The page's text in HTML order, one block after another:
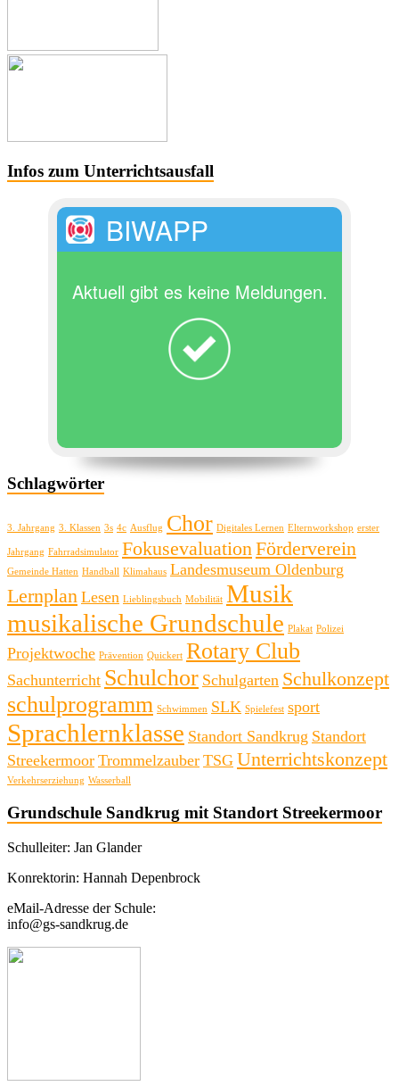
Infos zum Unterrichtsausfall
BIWAPP
Aktuell gibt es keine Meldungen.
Schlagwörter
3. Jahrgang 3. Klassen 3s 4c Ausflug Chor Digitales Lernen Elternworkshop erster
Jahrgang Fahrradsimulator Fokusevaluation Förderverein
Gemeinde Hatten Handball Klimahaus Landesmuseum Oldenburg
Lernplan Lesen Lieblingsbuch Mobilität Musik
musikalische Grundschule Plakat Polizei
Projektwoche Prävention Quickert Rotary Club
Sachunterricht Schulchor Schulgarten Schulkonzept
schulprogramm Schwimmen SLK Spielefest sport
Sprachlernklasse Standort Sandkrug Standort
Streekermoor Trommelzauber TSG Unterrichtskonzept
Verkehrserziehung Wasserball
Grundschule Sandkrug mit Standort Streekermoor
Schulleiter: Jan Glander
Konrektorin: Hannah Depenbrock
eMail-Adresse der Schule:
info@gs-sandkrug.de